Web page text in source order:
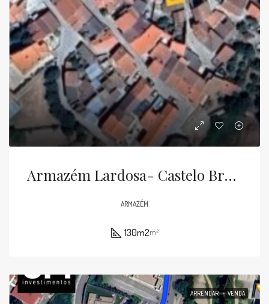
Armazém Lardosa- Castelo Branco
ARMAZÉM
130m2m²
ARRENDAR VENDA